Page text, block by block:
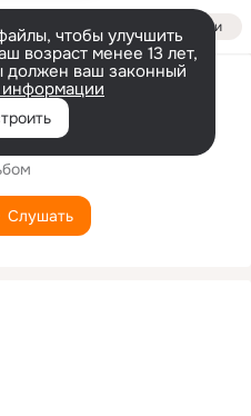
Войти
чтобы улучшить
возраст менее 13 лет,
должен ваш законный
Слушать